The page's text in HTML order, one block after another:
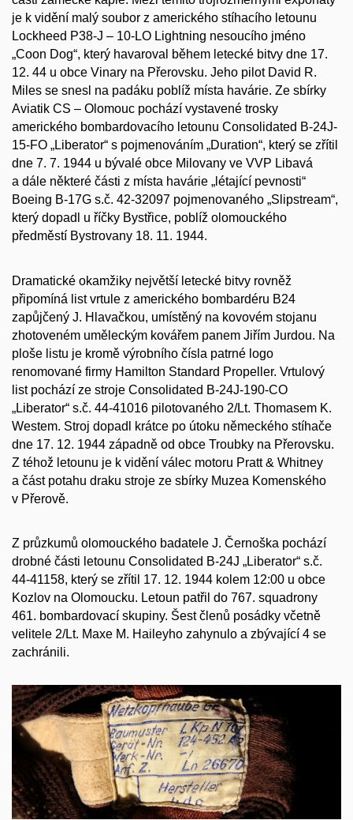
je k vidění malý soubor z amerického stíhacího letounu
Lockheed P38-J – 10-LO Lightning nesoucího jméno
„Coon Dog“, který havaroval během letecké bitvy dne 17.
12. 44 u obce Vinary na Přerovsku. Jeho pilot David R.
Miles se snesl na padáku poblíž místa havárie. Ze sbírky
Aviatik CS – Olomouc pochází vystavené trosky
amerického bombardovacího letounu Consolidated B-24J-
15-FO „Liberator“ s pojmenováním „Duration“, který se zřítil
dne 7. 7. 1944 u bývalé obce Milovany ve VVP Libavá
a dále některé části z místa havárie „létající pevnosti“
Boeing B-17G s.č. 42-32097 pojmenovaného „Slipstream“,
který dopadl u říčky Bystřice, poblíž olomouckého
předměstí Bystrovany 18. 11. 1944.
Dramatické okamžiky největší letecké bitvy rovněž
připomíná list vrtule z amerického bombardéru B24
zapůjčený J. Hlavačkou, umístěný na kovovém stojanu
zhotoveném uměleckým kovářem panem Jiřím Jurdou. Na
ploše listu je kromě výrobního čísla patrné logo
renomované firmy Hamilton Standard Propeller. Vrtulový
list pochází ze stroje Consolidated B-24J-190-CO
„Liberator“ s.č. 44-41016 pilotovaného 2/Lt. Thomasem K.
Westem. Stroj dopadl krátce po útoku německého stíhače
dne 17. 12. 1944 západně od obce Troubky na Přerovsku.
Z téhož letounu je k vidění válec motoru Pratt & Whitney
a část potahu draku stroje ze sbírky Muzea Komenského
v Přerově.
Z průzkumů olomouckého badatele J. Černoška pochází
drobné části letounu Consolidated B-24J „Liberator“ s.č.
44-41158, který se zřítil 17. 12. 1944 kolem 12:00 u obce
Kozlov na Olomoucku. Letoun patřil do 767. squadrony
461. bombardovací skupiny. Šest členů posádky včetně
velitele 2/Lt. Maxe M. Haileyho zahynulo a zbývající 4 se
zachránili.